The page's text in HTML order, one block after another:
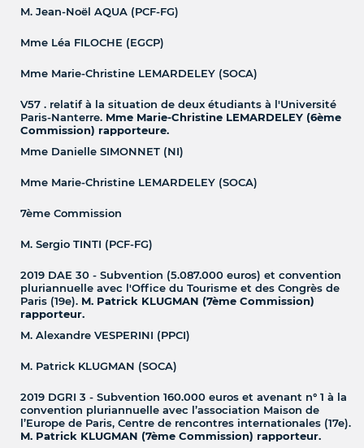
M. Jean-Noël AQUA (PCF-FG)
Mme Léa FILOCHE (EGCP)
Mme Marie-Christine LEMARDELEY (SOCA)
V57 . relatif à la situation de deux étudiants à l'Université
Paris-Nanterre. Mme Marie-Christine LEMARDELEY (6ème
Commission) rapporteure.
Mme Danielle SIMONNET (NI)
Mme Marie-Christine LEMARDELEY (SOCA)
7ème Commission
M. Sergio TINTI (PCF-FG)
2019 DAE 30 - Subvention (5.087.000 euros) et convention
pluriannuelle avec l'Office du Tourisme et des Congrès de
Paris (19e). M. Patrick KLUGMAN (7ème Commission)
rapporteur.
M. Alexandre VESPERINI (PPCI)
M. Patrick KLUGMAN (SOCA)
2019 DGRI 3 - Subvention 160.000 euros et avenant n° 1 à la
convention pluriannuelle avec l’association Maison de
l’Europe de Paris, Centre de rencontres internationales (17e).
M. Patrick KLUGMAN (7ème Commission) rapporteur.